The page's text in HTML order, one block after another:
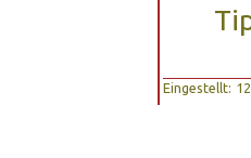
Eingestellt: